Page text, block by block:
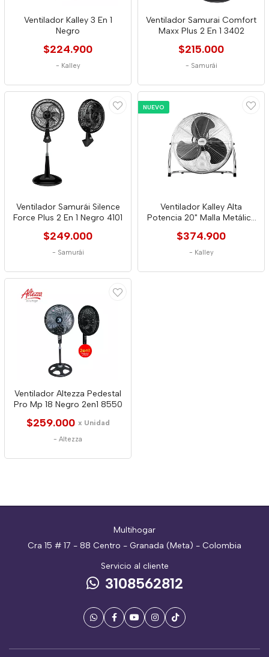
Ventilador Kalley 3 En 1
Negro
$224.900
- Kalley
Ventilador Samurai Comfort
Maxx Plus 2 En 1 3402
$215.000
- Samurái
Ventilador Samurái Silence
Force Plus 2 En 1 Negro 4101
$249.000
- Samurái
NUEVO
Ventilador Kalley Alta
Potencia 20" Malla Metálica
$374.900
- Kalley
Ventilador Altezza Pedestal
Pro Mp 18 Negro 2en1 8550
$259.000 x Unidad
- Altezza
Multihogar
Cra 15 # 17 - 88 Centro - Granada (Meta) - Colombia
Servicio al cliente
3108562812